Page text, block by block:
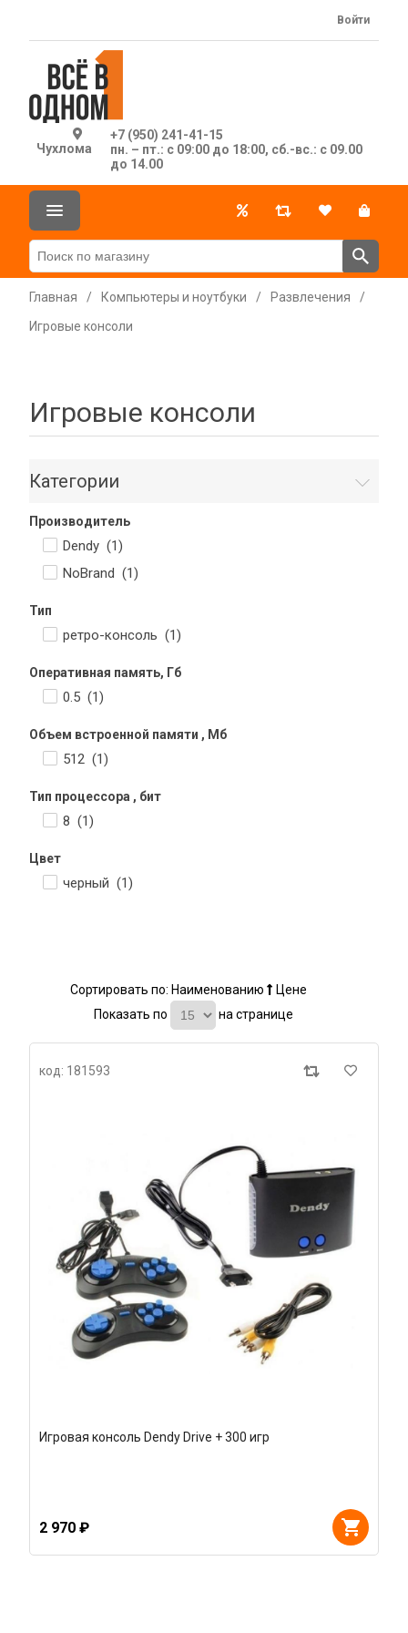
Чухлома
+7 (950) 241-41-15
пн. – пт.: с 09:00 до 18:00, сб.-вс.: с 09.00
до 14.00
Войти
Главная / Компьютеры и ноутбуки / Развлечения
/
Игровые консоли
Игровые консоли
Категории
Производитель
Dendy (1)
NoBrand (1)
Тип
ретро-консоль (1)
Оперативная память, Гб
0.5 (1)
Объем встроенной памяти , Мб
512 (1)
Тип процессора , бит
8 (1)
Цвет
черный (1)
Сортировать по: Наименованию
Цене
Показать по
на странице
код: 181593
Игровая консоль Dendy Drive + 300 игр
2 970 ₽